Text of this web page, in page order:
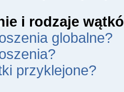
i rodzaje
globalne?
przyklejone?